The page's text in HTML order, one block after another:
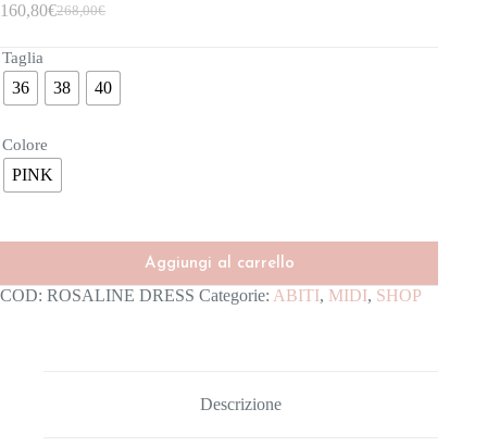
268,00€
160,80€
Taglia
36 38 40
Colore
PINK
Aggiungi al carrello
COD: ROSALINE DRESS Categorie: ABITI, MIDI, SHOP
Descrizione